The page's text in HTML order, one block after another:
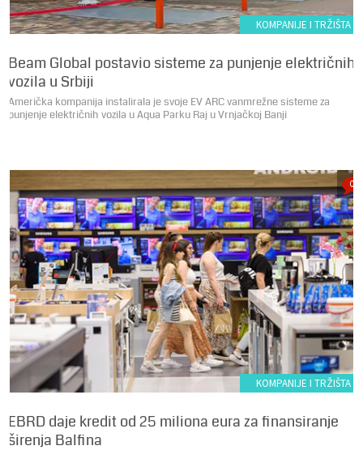
KOMPANIJE I TRŽIŠTA
Beam Global postavio sisteme za punjenje električnih
vozila u Srbiji
Američka kompanija instalirala je svoje EV ARC vanmrežne sisteme za
punjenje električnih vozila u Aqua Parku Raj u Vrnjačkoj Banji
KOMPANIJE I TRŽIŠTA
EBRD daje kredit od 25 miliona eura za finansiranje
širenja Balfina
0